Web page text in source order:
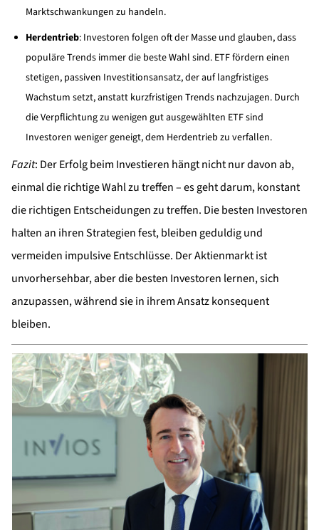
Marktschwankungen zu handeln.
Herdentrieb: Investoren folgen oft der Masse und glauben, dass
populäre Trends immer die beste Wahl sind. ETF fördern einen
stetigen, passiven Investitionsansatz, der auf langfristiges
Wachstum setzt, anstatt kurzfristigen Trends nachzujagen. Durch
die Verpflichtung zu wenigen gut ausgewählten ETF sind
Investoren weniger geneigt, dem Herdentrieb zu verfallen.
Fazit: Der Erfolg beim Investieren hängt nicht nur davon ab,
einmal die richtige Wahl zu treffen – es geht darum, konstant
die richtigen Entscheidungen zu treffen. Die besten Investoren
halten an ihren Strategien fest, bleiben geduldig und
vermeiden impulsive Entschlüsse. Der Aktienmarkt ist
unvorhersehbar, aber die besten Investoren lernen, sich
anzupassen, während sie in ihrem Ansatz konsequent
bleiben.